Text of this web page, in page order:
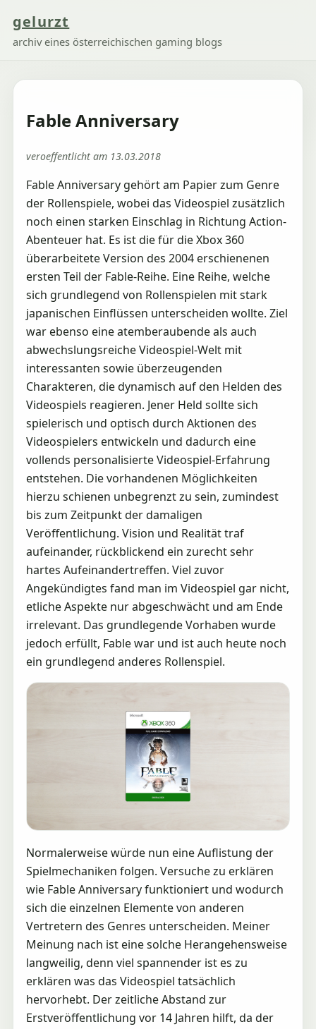
gelurzt
archiv eines österreichischen gaming blogs
Fable Anniversary
veroeffentlicht am 13.03.2018
Fable Anniversary gehört am Papier zum Genre
der Rollenspiele, wobei das Videospiel zusätzlich
noch einen starken Einschlag in Richtung Action-
Abenteuer hat. Es ist die für die Xbox 360
überarbeitete Version des 2004 erschienenen
ersten Teil der Fable-Reihe. Eine Reihe, welche
sich grundlegend von Rollenspielen mit stark
japanischen Einflüssen unterscheiden wollte. Ziel
war ebenso eine atemberaubende als auch
abwechslungsreiche Videospiel-Welt mit
interessanten sowie überzeugenden
Charakteren, die dynamisch auf den Helden des
Videospiels reagieren. Jener Held sollte sich
spielerisch und optisch durch Aktionen des
Videospielers entwickeln und dadurch eine
vollends personalisierte Videospiel-Erfahrung
entstehen. Die vorhandenen Möglichkeiten
hierzu schienen unbegrenzt zu sein, zumindest
bis zum Zeitpunkt der damaligen
Veröffentlichung. Vision und Realität traf
aufeinander, rückblickend ein zurecht sehr
hartes Aufeinandertreffen. Viel zuvor
Angekündigtes fand man im Videospiel gar nicht,
etliche Aspekte nur abgeschwächt und am Ende
irrelevant. Das grundlegende Vorhaben wurde
jedoch erfüllt, Fable war und ist auch heute noch
ein grundlegend anderes Rollenspiel.
Normalerweise würde nun eine Auflistung der
Spielmechaniken folgen. Versuche zu erklären
wie Fable Anniversary funktioniert und wodurch
sich die einzelnen Elemente von anderen
Vertretern des Genres unterscheiden. Meiner
Meinung nach ist eine solche Herangehensweise
langweilig, denn viel spannender ist es zu
erklären was das Videospiel tatsächlich
hervorhebt. Der zeitliche Abstand zur
Erstveröffentlichung vor 14 Jahren hilft, da der